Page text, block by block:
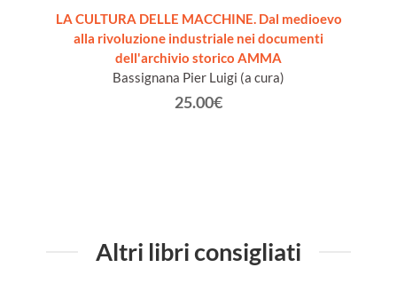
LA CULTURA DELLE MACCHINE. Dal medioevo
alla rivoluzione industriale nei documenti
dell'archivio storico AMMA
Bassignana Pier Luigi (a cura)
25.00€
Altri libri consigliati